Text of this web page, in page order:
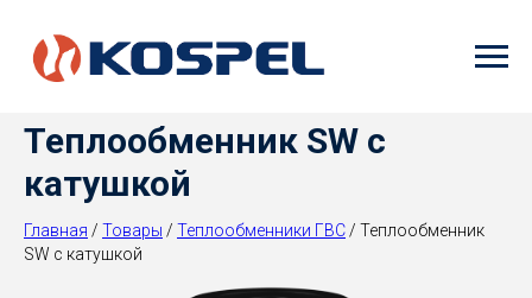
Теплообменник SW с
катушкой
Главная / Товары / Теплообменники ГВС / Теплообменник
SW с катушкой